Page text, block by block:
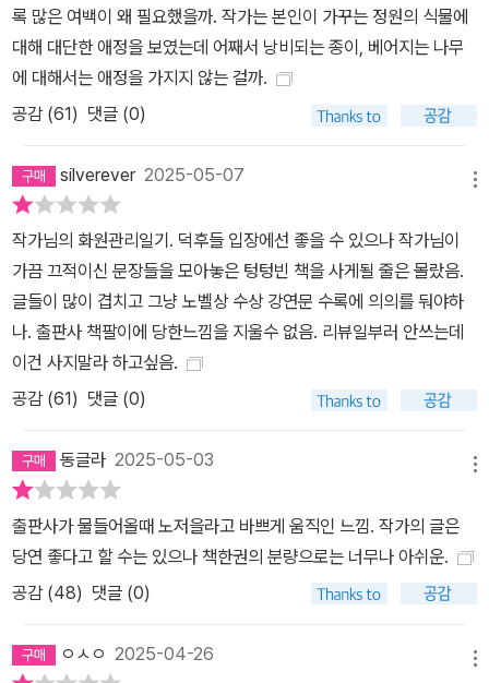
록 많은 여백이 왜 필요했을까. 작가는 본인이 가꾸는 정원의 식물에
대해 대단한 애정을 보였는데 어째서 낭비되는 종이, 베어지는 나무
에 대해서는 애정을 가지지 않는 걸까.
공감 (61) 댓글 (0)
silverever2025-05-07
작가님의 화원관리일기. 덕후들 입장에선 좋을 수 있으나 작가님이
가끔 끄적이신 문장들을 모아놓은 텅텅빈 책을 사게될 줄은 몰랐음.
글들이 많이 겹치고 그냥 노벨상 수상 강연문 수록에 의의를 둬야하
나. 출판사 책팔이에 당한느낌을 지울수 없음. 리뷰일부러 안쓰는데
이건 사지말라 하고싶음.
공감 (61) 댓글 (0)
동글라 2025-05-03
출판사가 물들어올때 노저을라고 바쁘게 움직인 느낌. 작가의 글은
당연 좋다고 할 수는 있으나 책한권의 분량으로는 너무나 아쉬운.
공감 (48) 댓글 (0)
ㅇㅅㅇ 2025-04-26